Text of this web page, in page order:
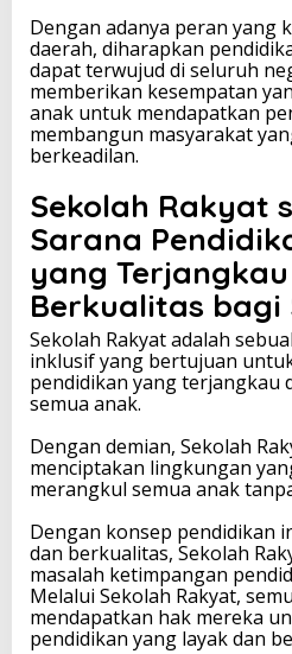
Dengan adanya peran yang
daerah, diharapkan
dapat terwujud di seluruh
memberikan kesempatan
anak untuk mendapatkan
membangun masyarakat
berkeadilan.
Sekolah Rakyat
Sarana
yang
Berkualitas bagi
Sekolah Rakyat adalah
inklusif yang bertujuan
pendidikan yang terjangkau
semua anak.
Dengan demian, Sekolah
menciptakan lingkungan
merangkul semua anak
Dengan konsep pendidikan
dan berkualitas, Sekolah
masalah ketimpangan
Melalui Sekolah Rakyat,
mendapatkan hak mereka
pendidikan yang layak dan